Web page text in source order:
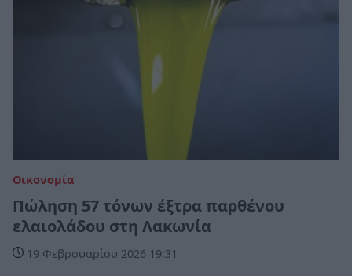
Οικονομία
Πώληση 57 τόνων έξτρα παρθένου
ελαιολάδου στη Λακωνία
19 Φεβρουαρίου 2026 19:31